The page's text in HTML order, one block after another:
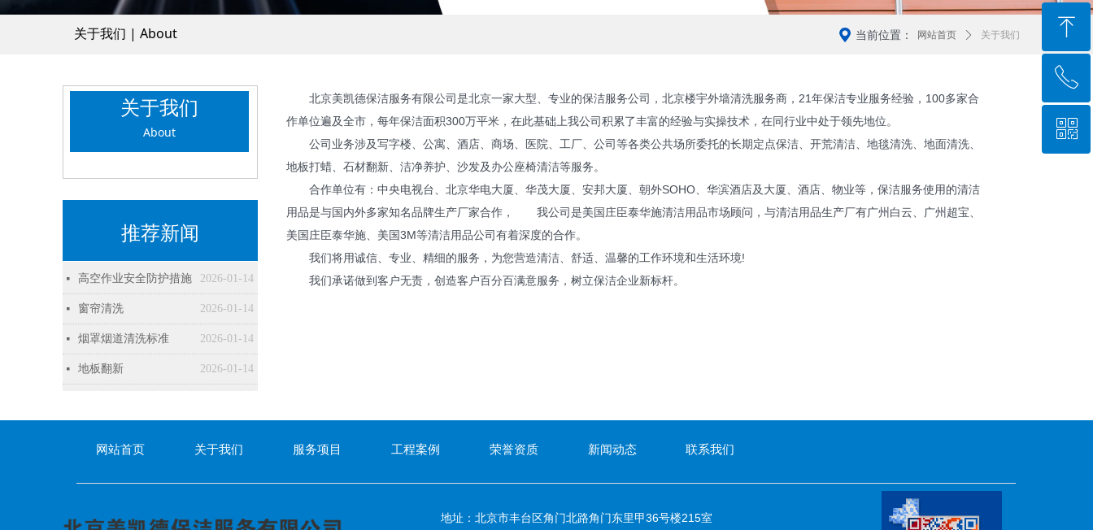
关于我们 | About 当前位置： 网站首页 ꄲ 关于我们
关于我们
About
推荐新闻
2026-01-14
넷 高空作业安全防护措施
2026-01-14
넷 窗帘清洗
2026-01-14
넷 烟罩烟道清洗标准
2026-01-14
넷 地板翻新
北京美凯德保洁服务有限公司是北京一家大型、专业的保洁服务公司，北京楼宇外墙清洗服务商，21年保洁专业服务经验，100多家合
作单位遍及全市，每年保洁面积300万平米，在此基础上我公司积累了丰富的经验与实操技术，在同行业中处于领先地位。
公司业务涉及写字楼、公寓、酒店、商场、医院、工厂、公司等各类公共场所委托的长期定点保洁、开荒清洁、地毯清洗、地面清洗、
地板打蜡、石材翻新、洁净养护、沙发及办公座椅清洁等服务。
合作单位有：中央电视台、北京华电大厦、华茂大厦、安邦大厦、朝外SOHO、华滨酒店及大厦、酒店、物业等，保洁服务使用的清洁
用品是与国内外多家知名品牌生产厂家合作， 我公司是美国庄臣泰华施清洁用品市场顾问，与清洁用品生产厂有广州白云、广州超宝、
美国庄臣泰华施、美国3M等清洁用品公司有着深度的合作。
我们将用诚信、专业、精细的服务，为您营造清洁、舒适、温馨的工作环境和生活环境!
我们承诺做到客户无责，创造客户百分百满意服务，树立保洁企业新标杆。
网站首页 关于我们 服务项目 工程案例 荣誉资质 新闻动态 联系我们
地址：北京市丰台区角门北路角门东里甲36号楼215室
ꁸ
回到顶部
ꂅ
18514678865
ꀥ